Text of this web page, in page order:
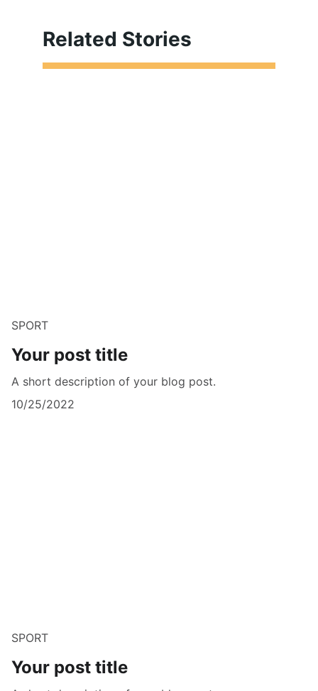
Related Stories
SPORT
Your post title
A short description of your blog post.
10/25/2022
SPORT
Your post title